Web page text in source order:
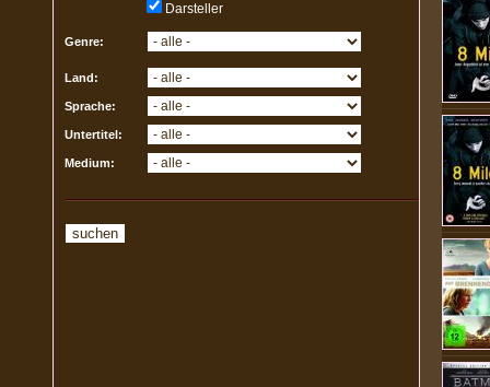
Darsteller
Genre:
Land:
Sprache:
Untertitel:
Medium: